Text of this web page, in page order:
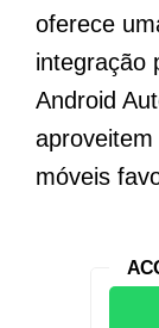
oferece
integração
Android
móveis